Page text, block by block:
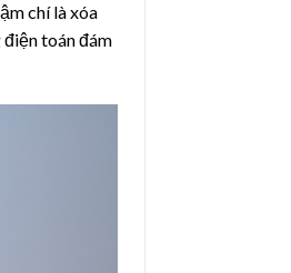
chí là xóa
toán đám